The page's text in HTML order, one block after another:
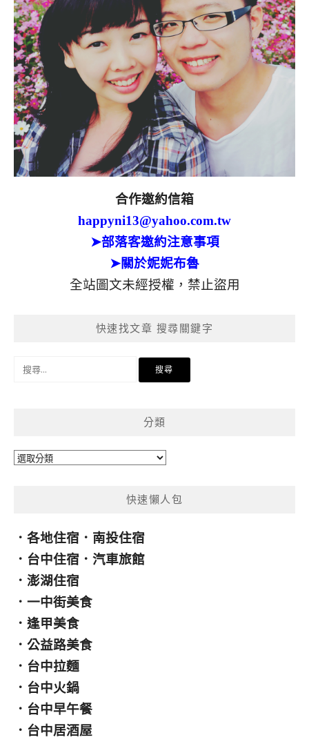
合作邀約信箱
happyni13@yahoo.com.tw
➤部落客邀約注意事項
➤關於妮妮布魯
全站圖文未經授權，禁止盜用
快速找文章 搜尋關鍵字
分類
分
快速懶人包
． 各地住宿 ． 南投住宿
． 台中住宿 ． 汽車旅館
． 澎湖住宿
． 一中街美食
． 逢甲美食
． 公益路美食
． 台中拉麵
． 台中火鍋
． 台中早午餐
． 台中居酒屋